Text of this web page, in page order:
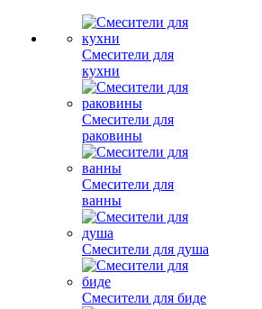
Смесители для
кухни
Смесители для
раковины
Смесители для
ванны
Смесители для душа
Смесители для биде